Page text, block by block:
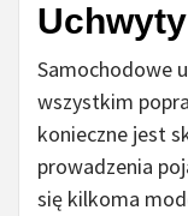
Samochodowe
wszystkim
konieczne jest
prowadzenia
się kilkoma